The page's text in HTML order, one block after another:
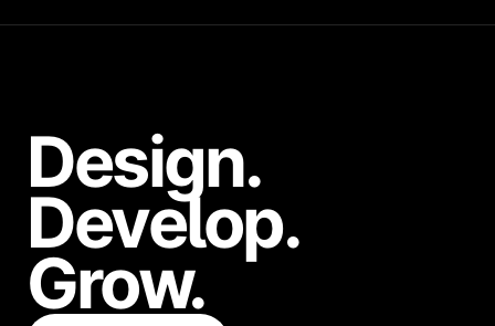
Design.
Develop.
Grow.